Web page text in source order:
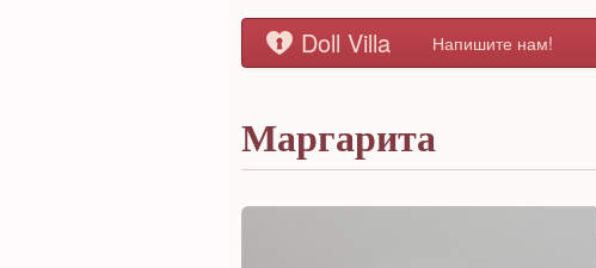
Doll Villa Напишите нам!
Маргарита